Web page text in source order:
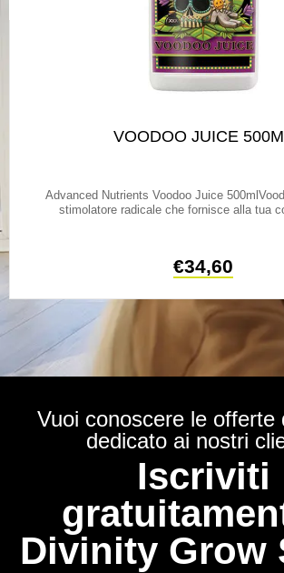
VOODOO JUICE
Advanced Nutrients Voodoo Juice
stimolatore radicale che fornisce alla tua
€34,60
Vuoi conoscere le offerte
dedicato ai nostri
Iscriviti
Divinity Grow